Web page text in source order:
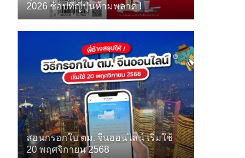
2026 ช้อปที่ญี่ปุ่นห้ามพลาด !
สอนกรอกใบ ตม. จีนออนไลน์ เริ่มใช้
20 พฤศจิกายน 2568